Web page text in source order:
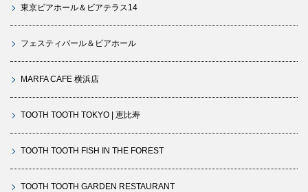
東京ビアホール＆ビアテラス14
フェスティバール＆ビアホール
MARFA CAFE 横浜店
TOOTH TOOTH TOKYO | 恵比寿
TOOTH TOOTH FISH IN THE FOREST
TOOTH TOOTH GARDEN RESTAURANT